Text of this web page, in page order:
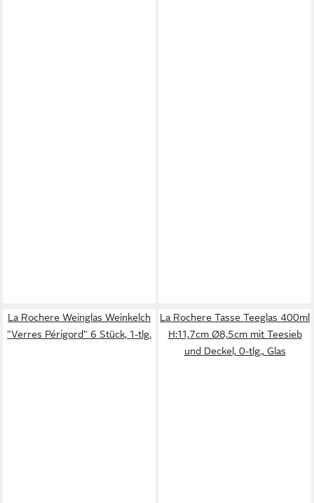
La Rochere Weinglas Weinkelch
"Verres Périgord" 6 Stück, 1-tlg.
La Rochere Tasse Teeglas 400ml
H:11,7cm Ø8,5cm mit Teesieb
und Deckel, 0-tlg., Glas